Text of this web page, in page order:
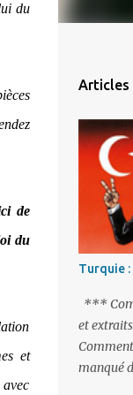
du
de
du
et
Articles
Turquie
***
et
manqué